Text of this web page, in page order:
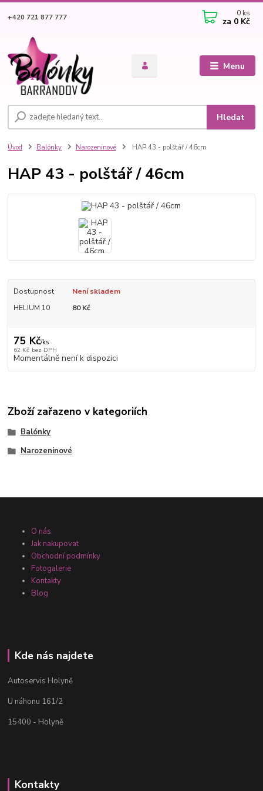
Menu
Hledat
+420 721 877 777 0 ks
za 0 Kč
Úvod Balónky Narozeninové HAP 43 - polštář / 46cm
HAP 43 - polštář / 46cm
Dostupnost
Není skladem
HELIUM 10
80 Kč
75 Kč/ks
62 Kč bez DPH
Momentálně není k dispozici
Zboží zařazeno v kategoriích
Balónky
Narozeninové
O nás
Jak nakupovat
Obchodní podmínky
Fotogalerie
Kontakty
Blog
Kde nás najdete
Autoservis Holyně
U náhonu 161/2
15400 - Holyně
Kontakty